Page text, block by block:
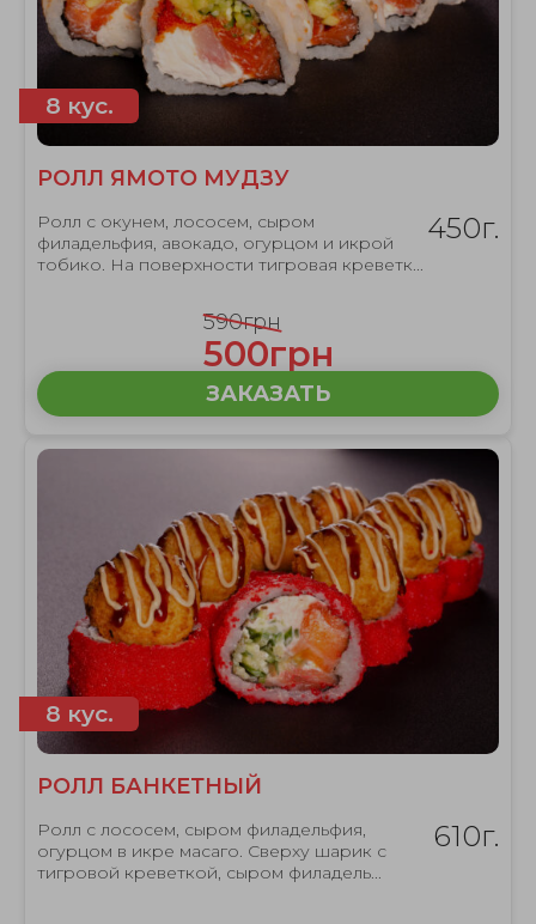
8 кус.
РОЛЛ ЯМОТО МУДЗУ
Ролл с окунем, лососем, сыром
филадельфия, авокадо, огурцом и икрой
тобико. На поверхности тигровая креветк...
450г.
590грн
500грн
ЗАКАЗАТЬ
8 кус.
РОЛЛ БАНКЕТНЫЙ
Ролл с лососем, сыром филадельфия,
огурцом в икре масаго. Сверху шарик с
тигровой креветкой, сыром филадель...
610г.